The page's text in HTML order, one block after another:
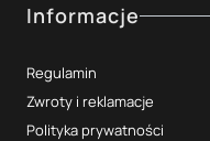
Informacje
Regulamin
Zwroty i reklamacje
Polityka prywatności